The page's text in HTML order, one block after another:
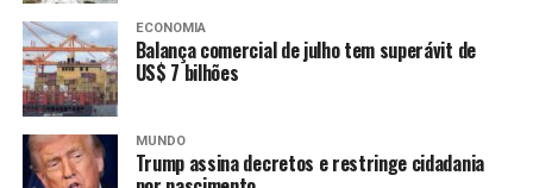
brasileiro ao afirmar que “minerais críticos e as terras
raras só têm sentido se for para enriquecer os nossos
países, e se tivermos coragem de construir parcerias,
gerando riqueza, emprego e desenvolvimento em nossos
países”.
Lula lembrou que, juntos,os países da região formam
ECONOMIA
Balança comercial de julho tem superávit de
US$ 7 bilhões
MUNDO
Trump assina decretos e restringe cidadania